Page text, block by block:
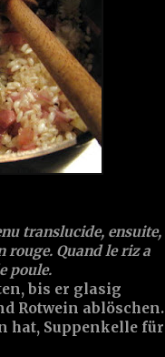
translucide, ensuite,
rouge. Quand le riz a
poule.
bis er glasig
Rotwein ablöschen.
hat, Suppenkelle für